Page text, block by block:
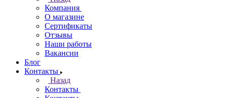
Компания
О магазине
Сертификаты
Отзывы
Наши работы
Вакансии
Блог
Контакты
Назад
Контакты